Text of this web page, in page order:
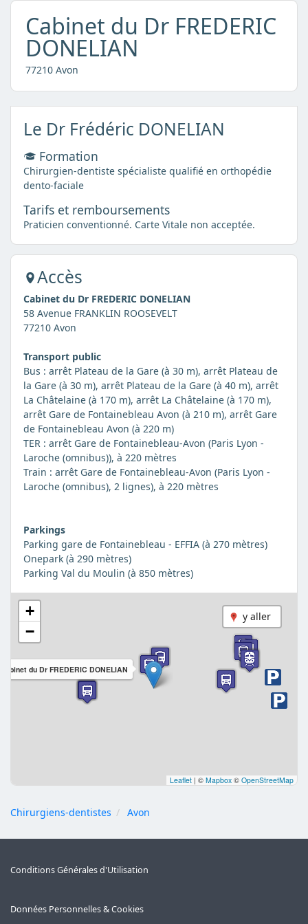
Cabinet du Dr FREDERIC
DONELIAN
77210 Avon
Le Dr Frédéric DONELIAN
Formation
Chirurgien-dentiste spécialiste qualifié en orthopédie
dento-faciale
Tarifs et remboursements
Praticien conventionné. Carte Vitale non acceptée.
Accès
Cabinet du Dr FREDERIC DONELIAN
58 Avenue FRANKLIN ROOSEVELT
77210 Avon
Transport public
Bus : arrêt Plateau de la Gare (à 30 m), arrêt Plateau de
la Gare (à 30 m), arrêt Plateau de la Gare (à 40 m), arrêt
La Châtelaine (à 170 m), arrêt La Châtelaine (à 170 m),
arrêt Gare de Fontainebleau Avon (à 210 m), arrêt Gare
de Fontainebleau Avon (à 220 m)
TER : arrêt Gare de Fontainebleau-Avon (Paris Lyon -
Laroche (omnibus)), à 220 mètres
Train : arrêt Gare de Fontainebleau-Avon (Paris Lyon -
Laroche (omnibus), 2 lignes), à 220 mètres
Parkings
Parking gare de Fontainebleau - EFFIA (à 270 mètres)
Onepark (à 290 mètres)
Parking Val du Moulin (à 850 mètres)
y aller
Cabinet du Dr FREDERIC DONELIAN
+
−
Leaflet | © Mapbox © OpenStreetMap
Chirurgiens-dentistes Avon
Conditions Générales d'Utilisation
Données Personnelles & Cookies